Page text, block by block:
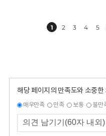
1 2 3 4 5
해당 페이지의 만족도와 소중한
매우만족 만족 보통 불만